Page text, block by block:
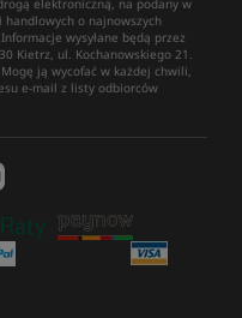
elektroniczną, na podany w
o najnowszych
wysyłane będą przez
Kietrz, ul. Kochanowskiego 21.
ją wycofać w każdej chwili,
e-mail z listy odbiorców